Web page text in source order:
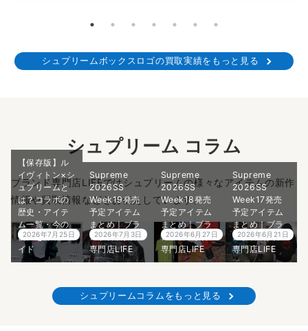
シュプリームボックスロゴの買取実績をもっと見る
シュプリーム コラム
ブランド専門店LIFEではシュプリームの様々なアイテムの新作
情報や買取情報などをお伝えしています。
【保存版】ル
イヴィトン×シ
ュプリームと
は？コラボの
歴史・アイテ
ム一覧・今の
価値を徹底ガ
イド
2026年7月25日
Supreme
2026SS
Week19発売
予定アイテム
まとめ｜ブラ
ンド古着買取
専門店LIFE
2026年7月3日
Supreme
2026SS
Week18発売
予定アイテム
まとめ｜ブラ
ンド古着買取
専門店LIFE
2026年6月27日
Supreme
2026SS
Week17発売
予定アイテム
まとめ｜ブラ
ンド古着買取
専門店LIFE
2026年6月21日
シュプリームコラムをもっと見る